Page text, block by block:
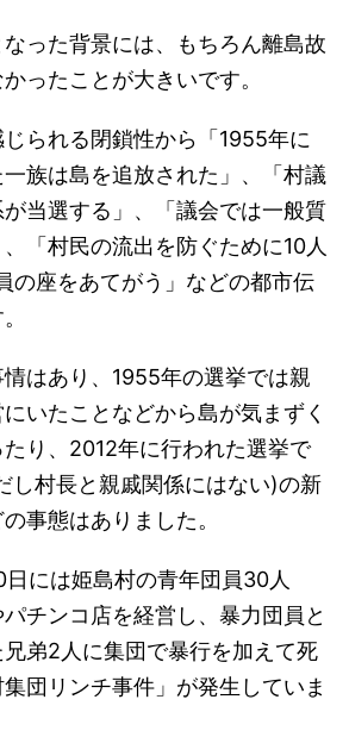
った背景には、もちろん離島故
ったことが大きいです。
られる閉鎖性から「1955年に
族は島を追放された」、「村議
当選する」、「議会では一般質
「村民の流出を防ぐために10人
の座をあてがう」などの都市伝
はあり、1955年の選挙では親
いたことなどから島が気まずく
り、2012年に行われた選挙で
し村長と親戚関係にはない)の新
事態はありました。
には姫島村の青年団員30人
チンコ店を経営し、暴力団員と
弟2人に集団で暴行を加えて死
団リンチ事件」が発生していま